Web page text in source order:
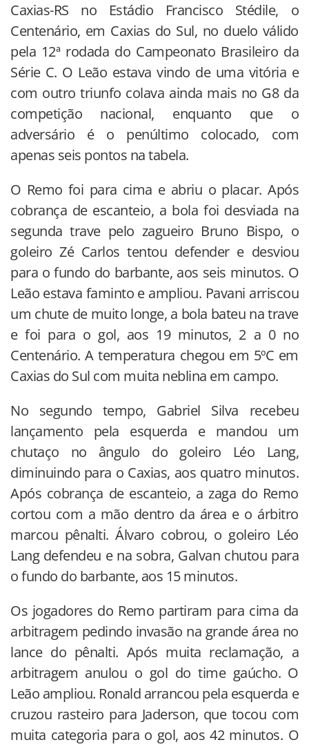
Caxias-RS no Estádio Francisco Stédile, o
Centenário, em Caxias do Sul, no duelo válido
pela 12ª rodada do Campeonato Brasileiro da
Série C. O Leão estava vindo de uma vitória e
com outro triunfo colava ainda mais no G8 da
competição nacional, enquanto que o
adversário é o penúltimo colocado, com
apenas seis pontos na tabela.
O Remo foi para cima e abriu o placar. Após
cobrança de escanteio, a bola foi desviada na
segunda trave pelo zagueiro Bruno Bispo, o
goleiro Zé Carlos tentou defender e desviou
para o fundo do barbante, aos seis minutos. O
Leão estava faminto e ampliou. Pavani arriscou
um chute de muito longe, a bola bateu na trave
e foi para o gol, aos 19 minutos, 2 a 0 no
Centenário. A temperatura chegou em 5ºC em
Caxias do Sul com muita neblina em campo.
No segundo tempo, Gabriel Silva recebeu
lançamento pela esquerda e mandou um
chutaço no ângulo do goleiro Léo Lang,
diminuindo para o Caxias, aos quatro minutos.
Após cobrança de escanteio, a zaga do Remo
cortou com a mão dentro da área e o árbitro
marcou pênalti. Álvaro cobrou, o goleiro Léo
Lang defendeu e na sobra, Galvan chutou para
o fundo do barbante, aos 15 minutos.
Os jogadores do Remo partiram para cima da
arbitragem pedindo invasão na grande área no
lance do pênalti. Após muita reclamação, a
arbitragem anulou o gol do time gaúcho. O
Leão ampliou. Ronald arrancou pela esquerda e
cruzou rasteiro para Jaderson, que tocou com
muita categoria para o gol, aos 42 minutos. O